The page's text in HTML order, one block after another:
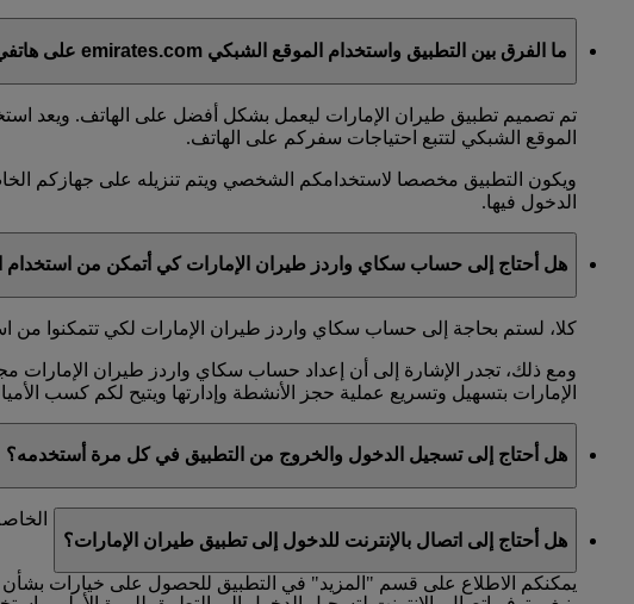
ما الفرق بين التطبيق واستخدام الموقع الشبكي emirates.com على هاتفي المتحرك؟
تم تصميم تطبيق طيران الإمارات ليعمل بشكل أفضل على الهاتف. ويعد
الموقع الشبكي لتتبع احتياجات سفركم على الهاتف.
ويكون التطبيق مخصصا لاستخدامكم الشخصي ويتم تنزيله على جهازكم
الدخول فيها.
هل أحتاج إلى حساب سكاي واردز طيران الإمارات كي أتمكن من استخدام
كلا، لستم بحاجة إلى حساب سكاي واردز طيران الإمارات لكي تتمكنوا من
ومع ذلك، تجدر الإشارة إلى أن إعداد حساب سكاي واردز طيران الإمارات
الإمارات بتسهيل وتسريع عملية حجز الأنشطة وإدارتها ويتيح لكم كسب
هل أحتاج إلى تسجيل الدخول والخروج من التطبيق في كل مرة أستخدمه؟
سوف يطلب منكم تسجيل الدخول عبر إدخال كلمة المرور والتفاصيل
الخروج في كل مرة تقومون فيها باستخدام التطبيق.
يمكنكم الاطلاع على قسم "المزيد" في التطبيق للحصول على خيارات
هل أحتاج إلى اتصال بالإنترنت للدخول إلى تطبيق طيران الإمارات؟